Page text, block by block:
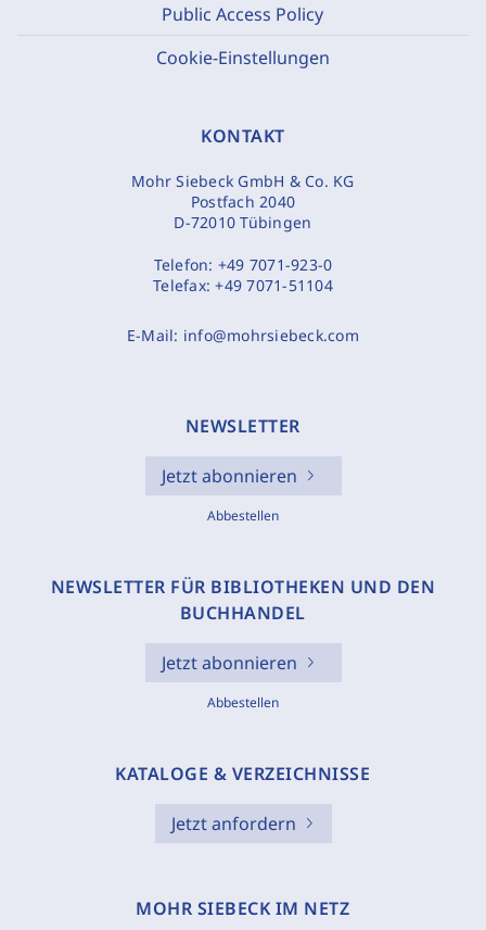
Public Access Policy
Cookie-Einstellungen
KONTAKT
Mohr Siebeck GmbH & Co. KG
Postfach 2040
D-72010 Tübingen
Telefon: +49 7071-923-0
Telefax:+49 7071-51104
E-Mail: info@mohrsiebeck.com
NEWSLETTER
Jetzt abonnieren
Abbestellen
NEWSLETTER FÜR BIBLIOTHEKEN UND DEN
BUCHHANDEL
Jetzt abonnieren
Abbestellen
KATALOGE & VERZEICHNISSE
Jetzt anfordern
MOHR SIEBECK IM NETZ